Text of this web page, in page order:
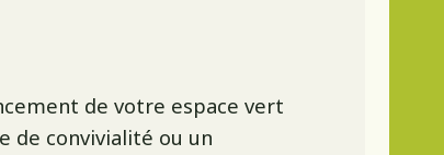
de votre espace vert
de convivialité ou un